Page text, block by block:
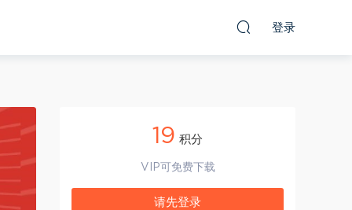
登录
19 积分
VIP可免费下载
请先登录